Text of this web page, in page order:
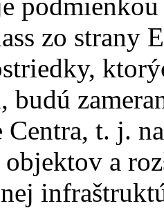
zo strany
Centra, t. j.
a